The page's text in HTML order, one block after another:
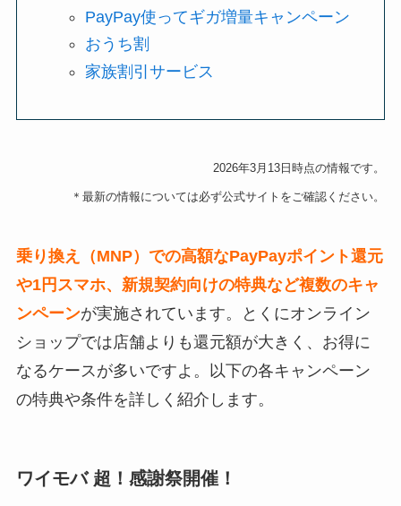
PayPay使ってギガ増量キャンペーン
おうち割
家族割引サービス
2026年3月13日時点の情報です。
＊最新の情報については必ず公式サイトをご確認ください。
乗り換え（MNP）での高額なPayPayポイント還元
や1円スマホ、新規契約向けの特典など複数のキャ
ンペーンが実施されています。とくにオンライン
ショップでは店舗よりも還元額が大きく、お得に
なるケースが多いですよ。以下の各キャンペーン
の特典や条件を詳しく紹介します。
ワイモバ 超！感謝祭開催！